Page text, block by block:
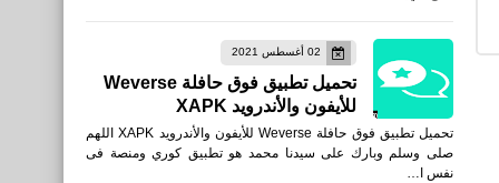
02 أغسطس 2021
تحميل تطبيق فوق حافلة Weverse
للأيفون والأندرويد XAPK
تحميل تطبيق فوق حافلة Weverse للأيفون والأندرويد XAPK اللهم
صلى وسلم وبارك على سيدنا محمد هو تطبيق كوري ومنصة فى
نفس ا…
صحة
فوائد اللب السوبر